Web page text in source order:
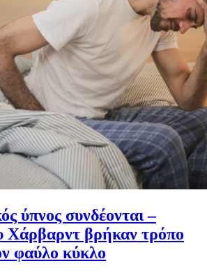
ύπνος συνδέονται –
Χάρβαρντ βρήκαν τρόπο
φαύλο κύκλο